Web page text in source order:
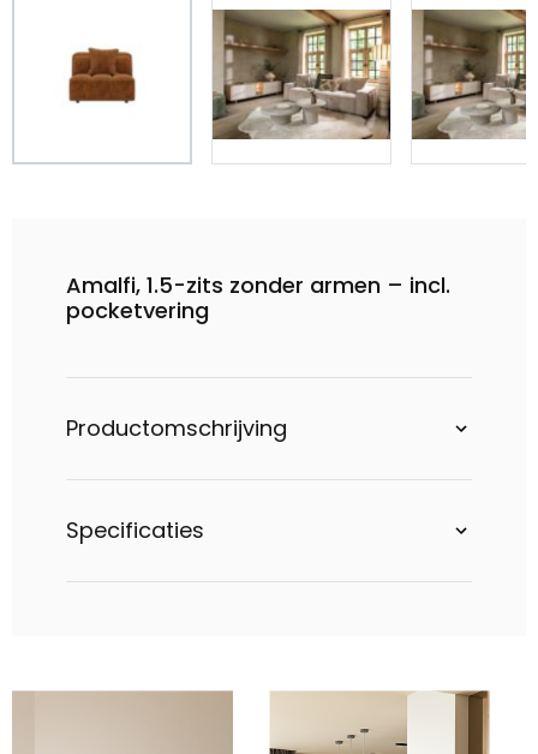
Amalfi, 1.5-zits zonder armen – incl.
pocketvering
Productomschrijving
Specificaties